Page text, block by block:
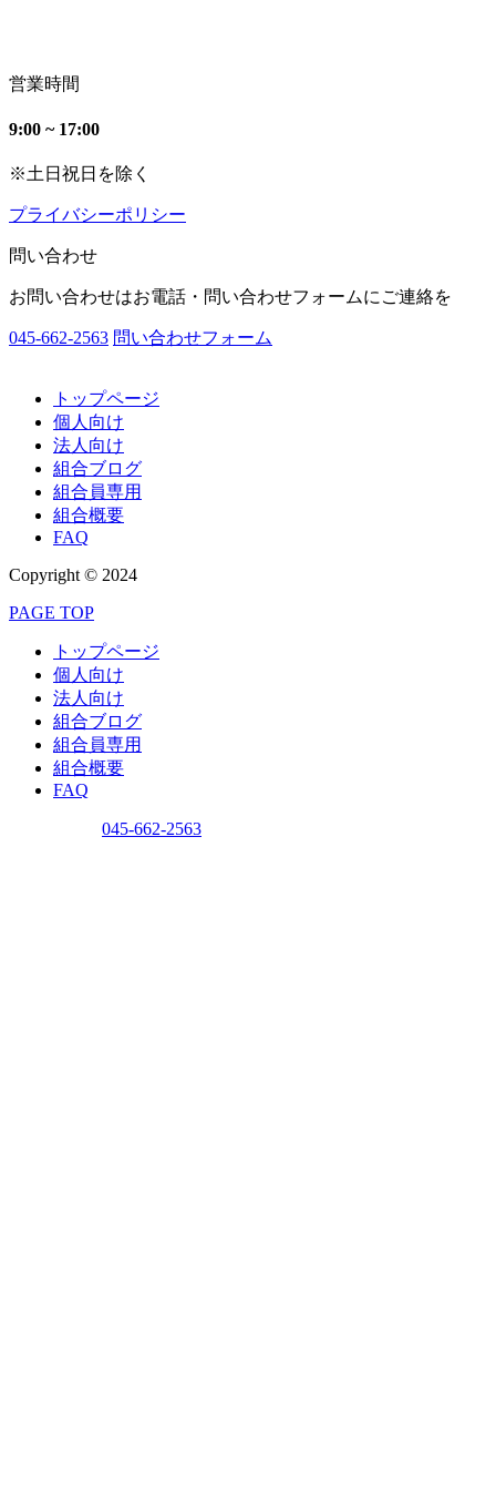
営業時間
9:00 ~ 17:00
※土日祝日を除く
プライバシーポリシー
問い合わせ
お問い合わせはお電話・問い合わせフォームにご連絡を
045-662-2563 問い合わせフォーム
トップページ
個人向け
法人向け
組合ブログ
組合員専用
組合概要
FAQ
Copyright © 2024
PAGE TOP
トップページ
個人向け
法人向け
組合ブログ
組合員専用
組合概要
FAQ
045-662-2563